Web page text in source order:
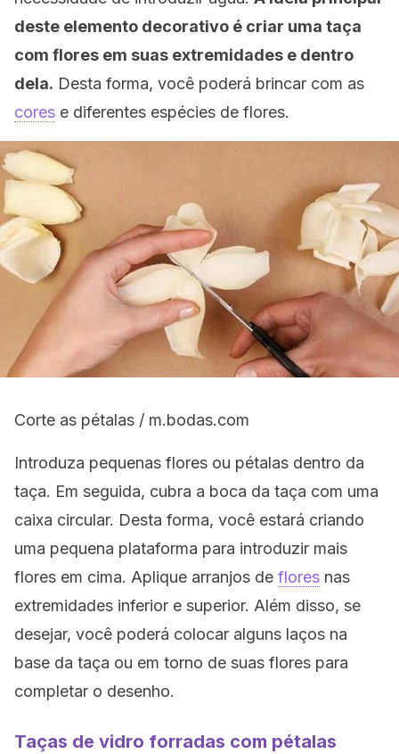
deste elemento decorativo é criar uma taça
com flores em suas extremidades e dentro
dela. Desta forma, você poderá brincar com as
cores e diferentes espécies de flores.
Corte as pétalas / m.bodas.com
Introduza pequenas flores ou pétalas dentro da
taça. Em seguida, cubra a boca da taça com uma
caixa circular. Desta forma, você estará criando
uma pequena plataforma para introduzir mais
flores em cima. Aplique arranjos de flores nas
extremidades inferior e superior. Além disso, se
desejar, você poderá colocar alguns laços na
base da taça ou em torno de suas flores para
completar o desenho.
Taças de vidro forradas com pétalas